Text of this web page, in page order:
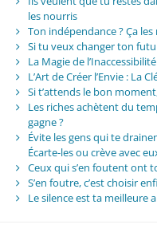
les nourris
Ton indépendance ? Ça
Si tu veux changer ton
La Magie de l’Inaccessibilité
L’Art de Créer l’Envie : La
Si t’attends le bon
Les riches achètent du
gagne ?
Évite les gens qui te
Écarte-les ou crève avec
Ceux qui s’en foutent ont
S’en foutre, c’est choisir
Le silence est ta meilleure